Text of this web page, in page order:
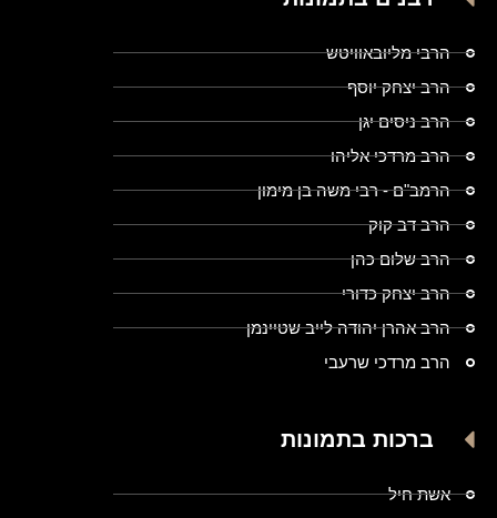
הרבי מליובאוויטש
הרב יצחק יוסף
הרב ניסים יגן
הרב מרדכי אליהו
הרמב"ם - רבי משה בן מימון
הרב דב קוק
הרב שלום כהן
הרב יצחק כדורי
הרב אהרן יהודה לייב שטיינמן
הרב מרדכי שרעבי
ברכות בתמונות
אשת חיל